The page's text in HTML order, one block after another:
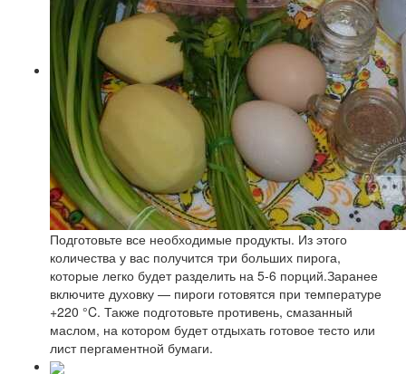
Подготовьте все необходимые продукты. Из этого
количества у вас получится три больших пирога,
которые легко будет разделить на 5-6 порций.Заранее
включите духовку — пироги готовятся при температуре
+220 °C. Также подготовьте противень, смазанный
маслом, на котором будет отдыхать готовое тесто или
лист пергаментной бумаги.